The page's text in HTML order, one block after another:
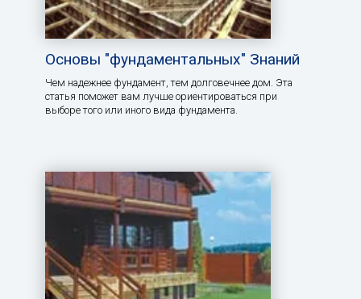
Основы "фундаментальных" Знаний
Чем надежнее фундамент, тем долговечнее дом. Эта
статья поможет вам лучше ориентироваться при
выборе того или иного вида фундамента.